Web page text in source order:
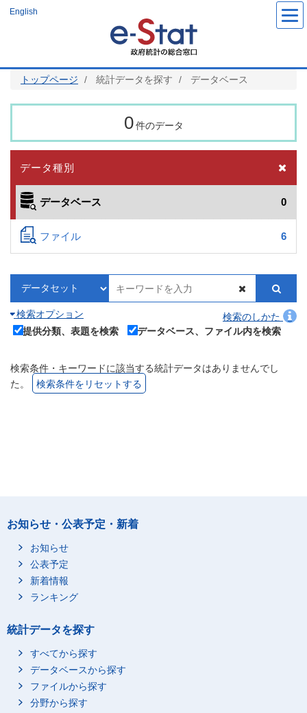
ツ
English
トップページ 統計データを探す データベース
0 件のデータ
データ種別
データベース 0
ファイル 6
検索オプション
検索のしかた
提供分類、表題を検索
データベース、ファイル内を検索
検索条件・キーワードに該当する統計データはありませんでし
た。
検索条件をリセットする
お知らせ・公表予定・新着
お知らせ
公表予定
新着情報
ランキング
統計データを探す
すべてから探す
データベースから探す
ファイルから探す
分野から探す